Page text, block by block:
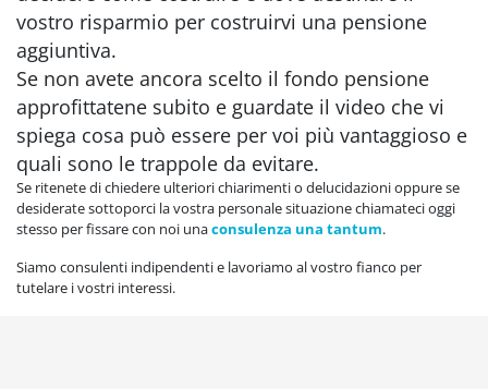
vostro risparmio per costruirvi una pensione
aggiuntiva.
Se non avete ancora scelto il fondo pensione
approfittatene subito e guardate il video che vi
spiega cosa può essere per voi più vantaggioso e
quali sono le trappole da evitare.
Se ritenete di chiedere ulteriori chiarimenti o delucidazioni oppure se
desiderate sottoporci la vostra personale situazione chiamateci oggi
stesso per fissare con noi unaconsulenza una tantum.
Siamo consulenti indipendenti e lavoriamo al vostro fianco per
tutelare i vostri interessi.